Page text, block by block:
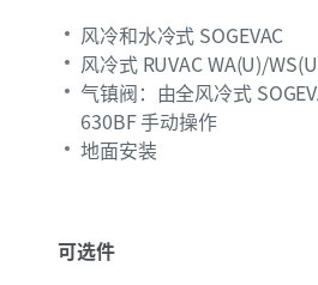
风冷和水冷式 SOGEVAC
风冷式 RUVAC WA(U)/
气镇阀：由全风冷式
630BF 手动操作
地面安装
可选件